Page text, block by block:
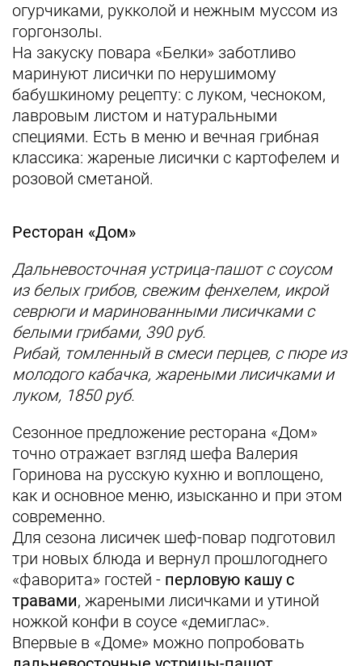
огурчиками, рукколой и нежным муссом из
горгонзолы.
На закуску повара «Белки» заботливо
маринуют лисички по нерушимому
бабушкиному рецепту: с луком, чесноком,
лавровым листом и натуральными
специями. Есть в меню и вечная грибная
классика: жареные лисички с картофелем и
розовой сметаной.
Ресторан «Дом»
Дальневосточная устрица-пашот с соусом
из белых грибов, свежим фенхелем, икрой
севрюги и маринованными лисичками с
белыми грибами, 390 руб.
Рибай, томленный в смеси перцев, с пюре из
молодого кабачка, жареными лисичками и
луком, 1850 руб.
Сезонное предложение ресторана «Дом»
точно отражает взгляд шефа Валерия
Горинова на русскую кухню и воплощено,
как и основное меню, изысканно и при этом
современно.
Для сезона лисичек шеф-повар подготовил
три новых блюда и вернул прошлогоднего
«фаворита» гостей - перловую кашу с
травами, жареными лисичками и утиной
ножкой конфи в соусе «демиглас».
Впервые в «Доме» можно попробовать